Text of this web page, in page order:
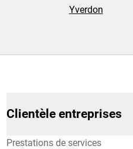
Yverdon
Clientèle entreprises
Prestations de services